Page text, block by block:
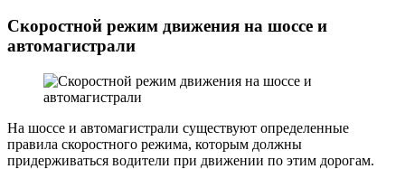
Скоростной режим движения на шоссе и
автомагистрали
На шоссе и автомагистрали существуют определенные
правила скоростного режима, которым должны
придерживаться водители при движении по этим дорогам.